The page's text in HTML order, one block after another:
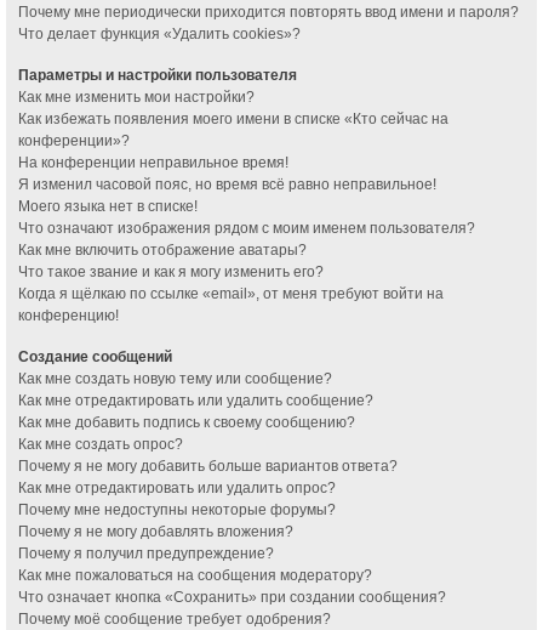
Почему мне периодически приходится повторять ввод имени и пароля?
Что делает функция «Удалить cookies»?
Параметры и настройки пользователя
Как мне изменить мои настройки?
Как избежать появления моего имени в списке «Кто сейчас на
конференции»?
На конференции неправильное время!
Я изменил часовой пояс, но время всё равно неправильное!
Моего языка нет в списке!
Что означают изображения рядом с моим именем пользователя?
Как мне включить отображение аватары?
Что такое звание и как я могу изменить его?
Когда я щёлкаю по ссылке «email», от меня требуют войти на
конференцию!
Создание сообщений
Как мне создать новую тему или сообщение?
Как мне отредактировать или удалить сообщение?
Как мне добавить подпись к своему сообщению?
Как мне создать опрос?
Почему я не могу добавить больше вариантов ответа?
Как мне отредактировать или удалить опрос?
Почему мне недоступны некоторые форумы?
Почему я не могу добавлять вложения?
Почему я получил предупреждение?
Как мне пожаловаться на сообщения модератору?
Что означает кнопка «Сохранить» при создании сообщения?
Почему моё сообщение требует одобрения?